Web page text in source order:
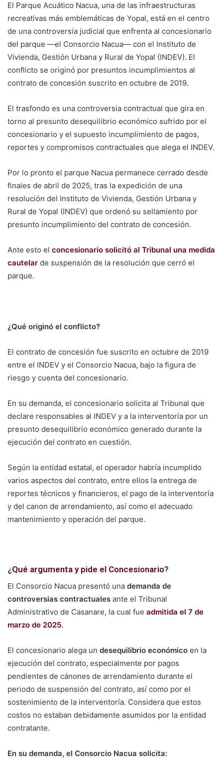
El Parque Acuático Nacua, una de las infraestructuras
recreativas más emblemáticas de Yopal, está en el centro
de una controversia judicial que enfrenta al concesionario
del parque —el Consorcio Nacua— con el Instituto de
Vivienda, Gestión Urbana y Rural de Yopal (INDEV). El
conflicto se originó por presuntos incumplimientos al
contrato de concesión suscrito en octubre de 2019.
El trasfondo es una controversia contractual que gira en
torno al presunto desequilibrio económico sufrido por el
concesionario y el supuesto incumplimiento de pagos,
reportes y compromisos contractuales que alega el INDEV.
Por lo pronto el parque Nacua permanece cerrado desde
finales de abril de 2025, tras la expedición de una
resolución del Instituto de Vivienda, Gestión Urbana y
Rural de Yopal (INDEV) que ordenó su sellamiento por
presunto incumplimiento del contrato de concesión.
Ante esto el concesionario solicitó al Tribunal una medida
cautelar de suspensión de la resolución que cerró el
parque.
¿Qué originó el conflicto?
El contrato de concesión fue suscrito en octubre de 2019
entre el INDEV y el Consorcio Nacua, bajo la figura de
riesgo y cuenta del concesionario.
En su demanda, el concesionario solicita al Tribunal que
declare responsables al INDEV y a la interventoría por un
presunto desequilibrio económico generado durante la
ejecución del contrato en cuestión.
Según la entidad estatal, el operador habría incumplido
varios aspectos del contrato, entre ellos la entrega de
reportes técnicos y financieros, el pago de la interventoría
y del canon de arrendamiento, así como el adecuado
mantenimiento y operación del parque.
¿Qué argumenta y pide el Concesionario?
El Consorcio Nacua presentó una demanda de
controversias contractuales ante el Tribunal
Administrativo de Casanare, la cual fue admitida el 7 de
marzo de 2025.
El concesionario alega un desequilibrio económico en la
ejecución del contrato, especialmente por pagos
pendientes de cánones de arrendamiento durante el
periodo de suspensión del contrato, así como por el
sostenimiento de la interventoría. Considera que estos
costos no estaban debidamente asumidos por la entidad
contratante.
En su demanda, el Consorcio Nacua solicita: